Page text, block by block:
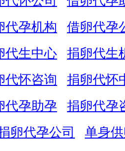
代孕机构
借卵代孕
代生中心
捐卵代生
代怀咨询
捐卵代怀
代孕助孕
捐卵代孕
卵代孕公司
单身